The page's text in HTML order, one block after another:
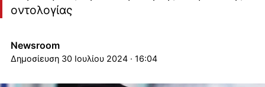
οντολογίας
Newsroom
30 Ιουλίου 2024 · 16:04